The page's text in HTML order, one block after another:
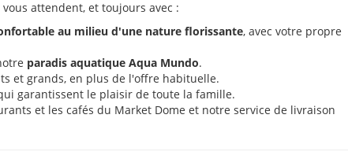
attendent, et toujours avec :
au milieu d'une nature florissante, avec votre propre
paradis aquatique Aqua Mundo.
et grands, en plus de l'offre habituelle.
garantissent le plaisir de toute la famille.
et les cafés du Market Dome et notre service de livraison